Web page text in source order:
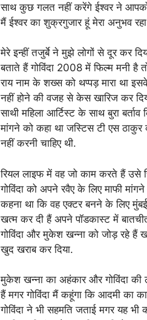
साथ कुछ गलत नहीं करेंगे ईश्वर ने आपको
मैं ईश्वर का शुक्रगुजार हूं मेरा अनुभव
मेरे इन्हीं तजुर्बे ने मुझे लोगों से दूर कर
बताते हैं गोविंदा 2008 में फिल्म मनी है
राय नाम के शख्स को थप्पड़ मारा था
नहीं होने की वजह से केस खारिज कर
साथी महिला आर्टिस्ट के साथ बुरा
मांगने को कहा था जस्टिस टी एस ठाकुर
नहीं करनी चाहिए थी.
रियल लाइफ में वह जो काम करते हैं उसे
गोविंदा को अपने रवैए के लिए माफी
कहना था कि वह एक्टर बनने के लिए
खत्म कर दी हैं अपने पॉडकास्ट में
गोविंदा और मुकेश खन्ना को जोड़ रहे हैं
खुद खराब कर दिया.
मुकेश खन्ना का अहंकार और गोविंदा की
हैं मगर गोविंदा मैं कहूंगा कि आदमी का
गोविंदा ने भी सहमति जताई मगर यह